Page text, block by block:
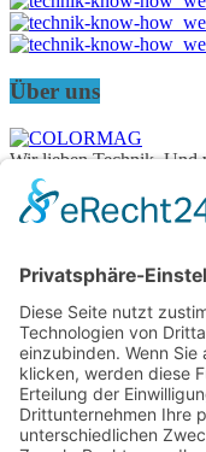
Über uns
Wir lieben Technik. Und
näher bringen. Wir sind
unbekanntere
langweilig. Begleitet uns
Menü
Gadgets
Ratgeber
Entertainment
News
Datenschutz
Impressum